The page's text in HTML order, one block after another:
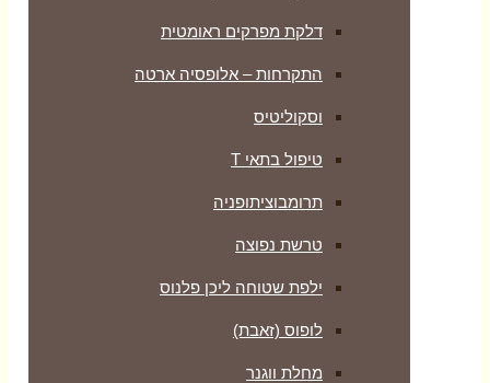
דלקת מפרקים ראומטית
התקרחות – אלופסיה ארטה
וסקוליטיס
טיפול בתאי T
תרומבוציתופניה
טרשת נפוצה
ילפת שטוחה ליכן פלנוס
לופוס (זאבת)
מחלת ווגנר